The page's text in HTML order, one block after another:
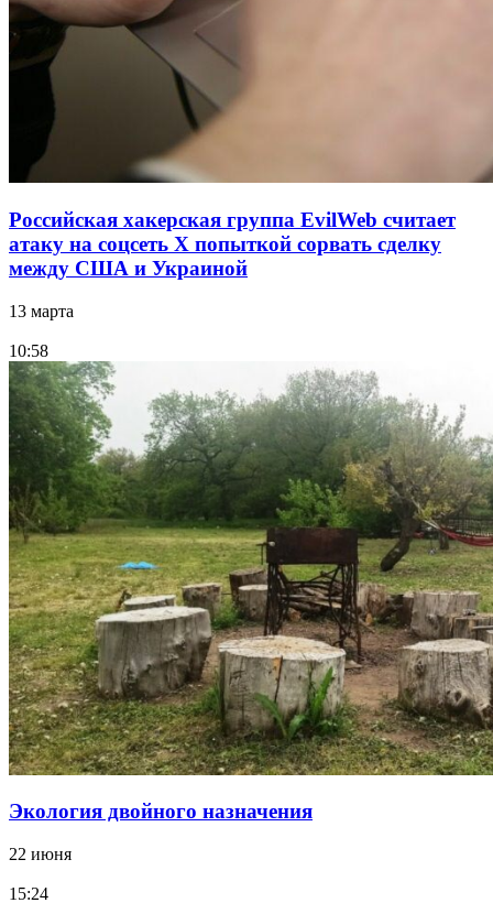
Российская хакерская группа EvilWeb считает
атаку на соцсеть Х попыткой сорвать сделку
между США и Украиной
13 марта
10:58
Экология двойного назначения
22 июня
15:24